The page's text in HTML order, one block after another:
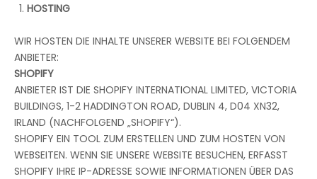
HOSTING
WIR HOSTEN DIE INHALTE UNSERER WEBSITE BEI FOLGENDEM
ANBIETER:
SHOPIFY
ANBIETER IST DIE SHOPIFY INTERNATIONAL LIMITED, VICTORIA
BUILDINGS, 1-2 HADDINGTON ROAD, DUBLIN 4, D04 XN32,
IRLAND (NACHFOLGEND „SHOPIFY“).
SHOPIFY EIN TOOL ZUM ERSTELLEN UND ZUM HOSTEN VON
WEBSEITEN. WENN SIE UNSERE WEBSITE BESUCHEN, ERFASST
SHOPIFY IHRE IP-ADRESSE SOWIE INFORMATIONEN ÜBER DAS